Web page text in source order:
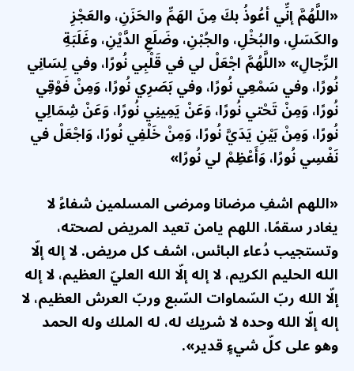
«اللَّهُمَّ إنِّي أعُوذُ بكَ مِنَ الهَمِّ والحَزَنِ، والعَجْزِ
والكَسَلِ، والبُخْلِ، والجُبْنِ، وضَلَعِ الدَّيْنِ، وغَلَبَةِ
الرِّجالِ» «اللَّهُمَّ اجْعَلْ لي في قَلْبِي نُورًا، وفي لِسَانِي
نُورًا، وفي سَمْعِي نُورًا، وفي بَصَرِي نُورًا، وَمِنْ فَوْقِي
نُورًا، وَمِنْ تَحْتي نُورًا، وَعَنْ يَمِينِي نُورًا، وَعَنْ شِمَالِي
نُورًا، وَمِنْ بَيْنِ يَدَيَّ نُورًا، وَمِنْ خَلْفِي نُورًا، وَاجْعَلْ في
نَفْسِي نُورًا، وَأَعْظِمْ لي نُورًا»
«اللهم اشفِ مرضانا ومرضى المسلمين شفاءً لا
يغادر سقمًا، اللهم يامن تعيد المريض لصحته،
وتستجيب دُعاء البائس، اشف كل مريض. لا إله إلّا
الله الحليم الكريم، لا إله إلّا الله العليّ العظيم، لا إله
إلّا الله ربّ السّماوات السّبع وربّ العرش العظيم، لا
إله إلّا الله وحده لا شريك له، له الملك وله الحمد
وهو على كلّ شيءٍ قدير».